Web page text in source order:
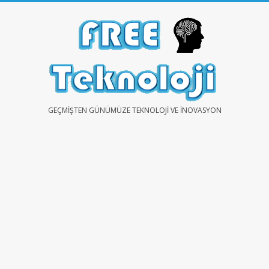
FREEGEÇMIŞTEN GÜNÜMÜZE TEKNOLOJI VE İNOVASYON